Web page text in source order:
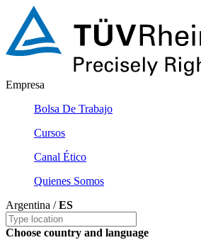
Empresa
Bolsa De Trabajo
Cursos
Canal Ético
Quienes Somos
Argentina /ES
Choose country and language